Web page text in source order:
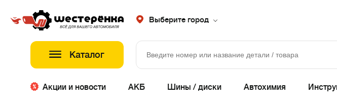
Выберите город
Каталог
Акции и новости АКБ Шины / диски Автохимия